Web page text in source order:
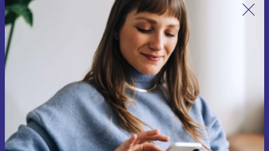
Liity ensimmäistä kertaa uutiskirjeen
tilaajaksi ja säästä 15 €!
Älä missaa enää yhtäkään tarjousta.
Pyydä etukuponki
Lisätietoja henkilötietojen käytöstä löydättietosuojaselosteestamme.